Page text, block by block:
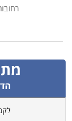
רבות אשר
אביב, בכפר סבא,